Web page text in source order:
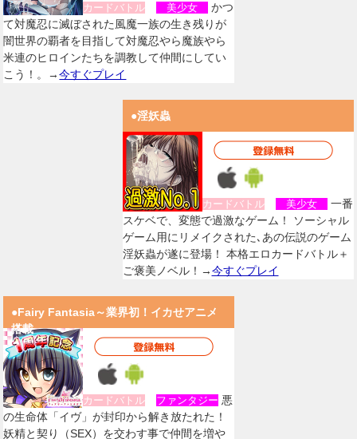
カードバトル 美少女
かつ
て対魔忍に滅ぼされた風魔一族の生き残りが
闇世界の覇者を目指して対魔忍やら魔族やら
米連のヒロインたちを調教して仲間にしてい
こう！。→今すぐプレイ
●淫妖蟲
カードバトル 美少女
一番
スケベで、変態で過激なゲーム！ ソーシャル
ゲーム用にリメイクされた､あの伝説のゲーム
淫妖蟲が遂に登場！ 本格エロカードバトル＋
ご褒美ノベル！→今すぐプレイ
●Fairy Fantasia～業界初！イカせアニメ
搭載
カードバトル ファンタジー 悪
の生命体「イヴ」が封印から解き放たれた！
妖精と契り（SEX）を交わす事で仲間を増や